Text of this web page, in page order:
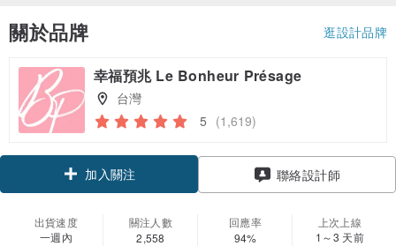
關於品牌 逛設計品牌
幸福預兆 Le Bonheur Présage
台灣
5 (1,619)
加入關注 聯絡設計師
出貨速度
一週內
關注人數
2,558
回應率
94%
上次上線
1～3 天前